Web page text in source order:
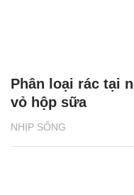
NHỊP SỐNG
Phân loại rác tại
vỏ hộp sữa